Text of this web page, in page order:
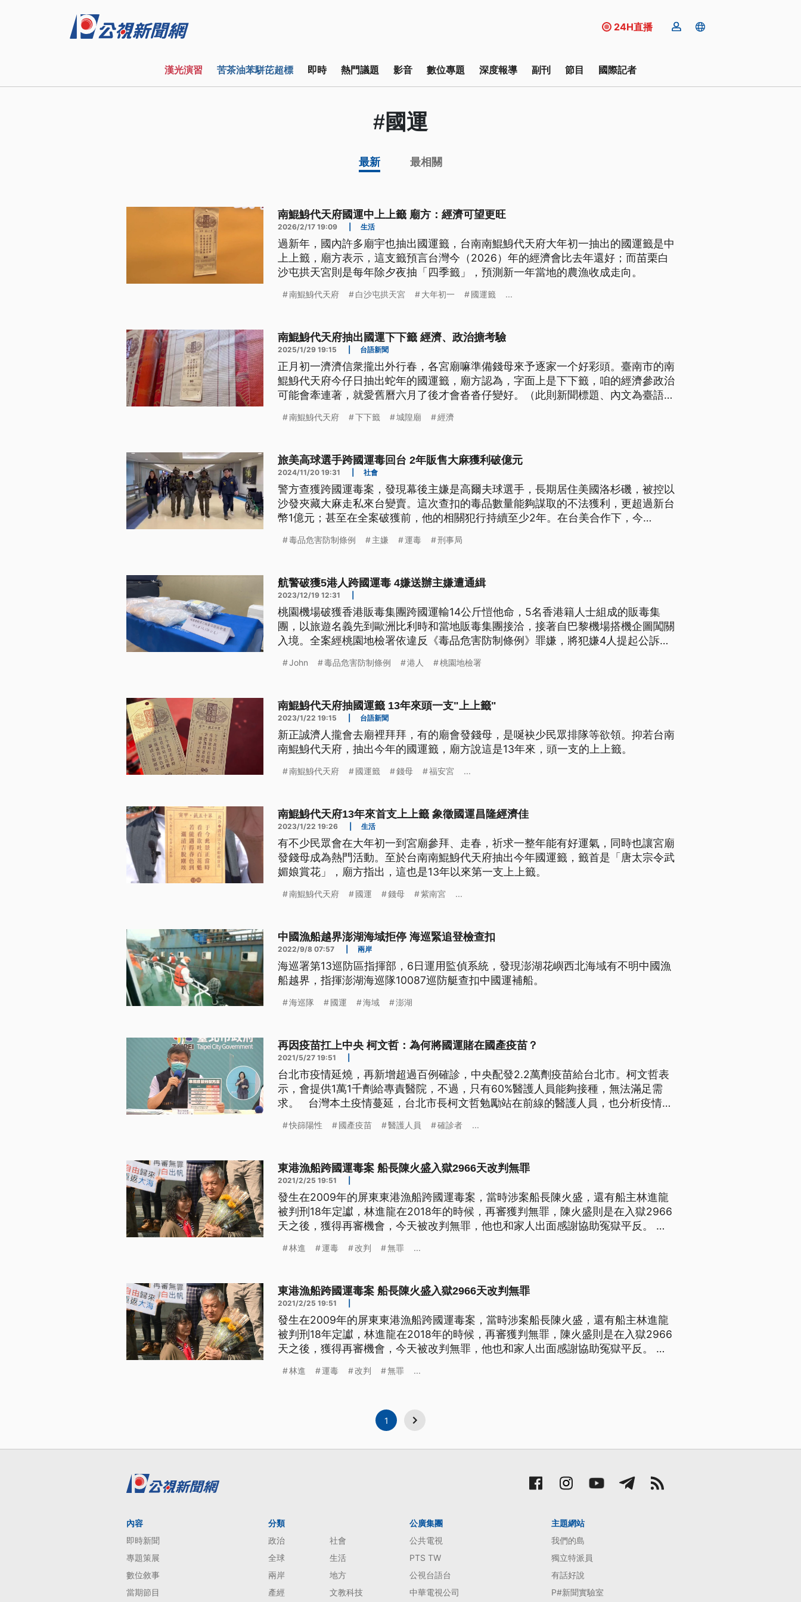
24H直播
漢光演習 苦茶油苯駢芘超標 即時 熱門議題 影音 數位專題 深度報導 副刊 節目 國際記者
#國運
最新 最相關
南鯤鯓代天府國運中上上籤 廟方：經濟可望更旺
2026/2/17 19:09 生活
過新年，國內許多廟宇也抽出國運籤，台南南鯤鯓代天府大年初一抽出的國運籤是中
上上籤，廟方表示，這支籤預言台灣今（2026）年的經濟會比去年還好；而苗栗白
沙屯拱天宮則是每年除夕夜抽「四季籤」，預測新一年當地的農漁收成走向。
南鯤鯓代天府 白沙屯拱天宮 大年初一 國運籤 ...
南鯤鯓代天府抽出國運下下籤 經濟、政治搪考驗
2025/1/29 19:15 台語新聞
正月初一濟濟信衆攏出外行春，各宮廟嘛準備錢母來予逐家一个好彩頭。臺南市的南
鯤鯓代天府今仔日抽出蛇年的國運籤，廟方認為，字面上是下下籤，咱的經濟參政治
可能會牽連著，就愛舊曆六月了後才會沓沓仔變好。（此則新聞標題、內文為臺語
南鯤鯓代天府 下下籤 城隍廟 經濟
旅美高球選手跨國運毒回台 2年販售大麻獲利破億元
2024/11/20 19:31 社會
警方查獲跨國運毒案，發現幕後主嫌是高爾夫球選手，長期居住美國洛杉磯，被控以
沙發夾藏大麻走私來台變賣。這次查扣的毒品數量能夠謀取的不法獲利，更超過新台
幣1億元；甚至在全案破獲前，他的相關犯行持續至少2年。在台美合作下，今
毒品危害防制條例 主嫌 運毒 刑事局
航警破獲5港人跨國運毒 4嫌送辦主嫌遭通緝
2023/12/19 12:31
桃園機場破獲香港販毒集團跨國運輸14公斤愷他命，5名香港籍人士組成的販毒集
團，以旅遊名義先到歐洲比利時和當地販毒集團接洽，接著自巴黎機場搭機企圖闖關
入境。全案經桃園地檢署依違反《毒品危害防制條例》罪嫌，將犯嫌4人提起公訴，
John 毒品危害防制條例 港人 桃園地檢署
南鯤鯓代天府抽國運籤 13年來頭一支"上上籤"
2023/1/22 19:15 台語新聞
新正誠濟人攏會去廟裡拜拜，有的廟會發錢母，是唌袂少民眾排隊等欲領。抑若台南
南鯤鯓代天府，抽出今年的國運籤，廟方說這是13年來，頭一支的上上籤。
南鯤鯓代天府 國運籤 錢母 福安宮 ...
南鯤鯓代天府13年來首支上上籤 象徵國運昌隆經濟佳
2023/1/22 19:26 生活
有不少民眾會在大年初一到宮廟參拜、走春，祈求一整年能有好運氣，同時也讓宮廟
發錢母成為熱門活動。至於台南南鯤鯓代天府抽出今年國運籤，籤首是「唐太宗令武
媚娘賞花」，廟方指出，這也是13年以來第一支上上籤。
南鯤鯓代天府 國運 錢母 紫南宮 ...
中國漁船越界澎湖海域拒停 海巡緊追登檢查扣
2022/9/8 07:57 兩岸
海巡署第13巡防區指揮部，6日運用監偵系統，發現澎湖花嶼西北海域有不明中國漁
船越界，指揮澎湖海巡隊10087巡防艇查扣中國運補船。
海巡隊 國運 海域 澎湖
再因疫苗扛上中央 柯文哲：為何將國運賭在國產疫苗？
2021/5/27 19:51
台北市疫情延燒，再新增超過百例確診，中央配發2.2萬劑疫苗給台北市。柯文哲表
示，會提供1萬1千劑給專責醫院，不過，只有60%醫護人員能夠接種，無法滿足需
求。 台灣本土疫情蔓延，台北市長柯文哲勉勵站在前線的醫護人員，也分析疫情，
較前幾日有些微上升，萬華依舊維持社區感染，疫調已經不可行，應優先做快篩。
快篩陽性 國產疫苗 醫護人員 確診者 ...
東港漁船跨國運毒案 船長陳火盛入獄2966天改判無罪
2021/2/25 19:51
發生在2009年的屏東東港漁船跨國運毒案，當時涉案船長陳火盛，還有船主林進龍
被判刑18年定讞，林進龍在2018年的時候，再審獲判無罪，陳火盛則是在入獄2966
天之後，獲得再審機會，今天被改判無罪，他也和家人出面感謝協助冤獄平反。 步
再審判決，改判陳火盛無罪。 2009年屏東東港漁船遭查獲跨國運毒，涉案的林進
林進 運毒 改判 無罪 ...
東港漁船跨國運毒案 船長陳火盛入獄2966天改判無罪
2021/2/25 19:51
發生在2009年的屏東東港漁船跨國運毒案，當時涉案船長陳火盛，還有船主林進龍
被判刑18年定讞，林進龍在2018年的時候，再審獲判無罪，陳火盛則是在入獄2966
天之後，獲得再審機會，今天被改判無罪，他也和家人出面感謝協助冤獄平反。 步
再審判決，改判陳火盛無罪。 2009年屏東東港漁船遭查獲跨國運毒，涉案的林進
林進 運毒 改判 無罪 ...
1
內容
即時新聞
專題策展
數位敘事
當期節目
分類
政治
社會
全球
生活
兩岸
地方
產經
文教科技
公廣集團
公共電視
PTS TW
公視台語台
中華電視公司
主題網站
我們的島
獨立特派員
有話好說
P#新聞實驗室